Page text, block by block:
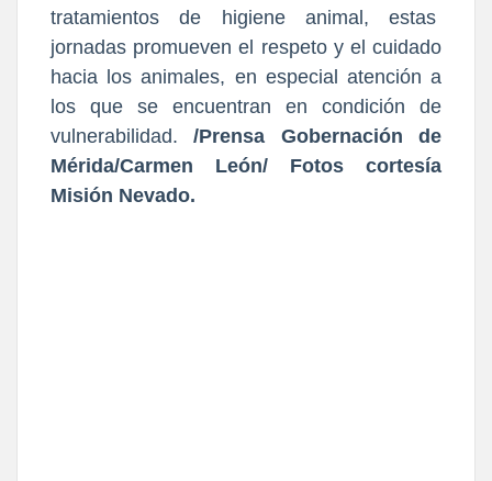
tratamientos de higiene animal, estas
jornadas promueven el respeto y el cuidado
hacia los animales, en especial atención a
los que se encuentran en condición de
vulnerabilidad.
/Prensa Gobernación de
Mérida/Carmen León/ Fotos cortesía
Misión Nevado.